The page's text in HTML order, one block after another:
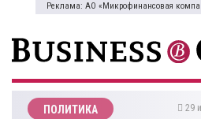
Реклама: АО «Микрофинансовая
ПОЛИТИКА 29